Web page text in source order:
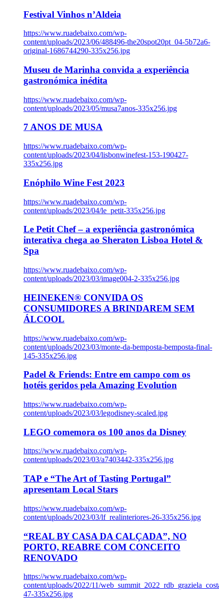
Festival Vinhos n’Aldeia
https://www.ruadebaixo.com/wp-
content/uploads/2023/06/488496-the20spot20pt_04-5b72a6-
original-1686744290-335x256.jpg
Museu de Marinha convida a experiência
gastronómica inédita
https://www.ruadebaixo.com/wp-
content/uploads/2023/05/musa7anos-335x256.jpg
7 ANOS DE MUSA
https://www.ruadebaixo.com/wp-
content/uploads/2023/04/lisbonwinefest-153-190427-
335x256.jpg
Enóphilo Wine Fest 2023
https://www.ruadebaixo.com/wp-
content/uploads/2023/04/le_petit-335x256.jpg
Le Petit Chef – a experiência gastronómica
interativa chega ao Sheraton Lisboa Hotel &
Spa
https://www.ruadebaixo.com/wp-
content/uploads/2023/03/image004-2-335x256.jpg
HEINEKEN® CONVIDA OS
CONSUMIDORES A BRINDAREM SEM
ÁLCOOL
https://www.ruadebaixo.com/wp-
content/uploads/2023/03/monte-da-bemposta-bemposta-final-
145-335x256.jpg
Padel & Friends: Entre em campo com os
hotéis geridos pela Amazing Evolution
https://www.ruadebaixo.com/wp-
content/uploads/2023/03/legodisney-scaled.jpg
LEGO comemora os 100 anos da Disney
https://www.ruadebaixo.com/wp-
content/uploads/2023/03/a7403442-335x256.jpg
TAP e “The Art of Tasting Portugal”
apresentam Local Stars
https://www.ruadebaixo.com/wp-
content/uploads/2023/03/lf_realinteriores-26-335x256.jpg
“REAL BY CASA DA CALÇADA”, NO
PORTO, REABRE COM CONCEITO
RENOVADO
https://www.ruadebaixo.com/wp-
content/uploads/2022/11/
47-335x256.jpg